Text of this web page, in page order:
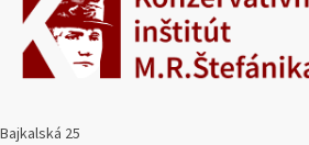
Bajkalská 25